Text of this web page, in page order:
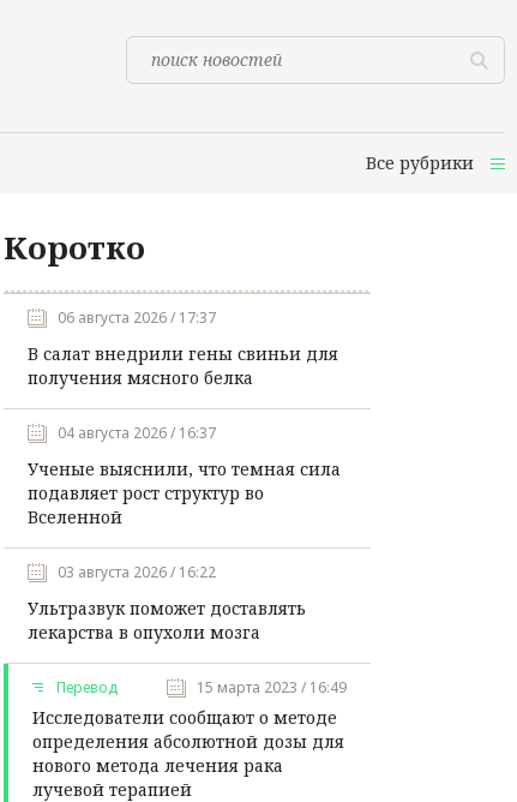
Все рубрики
Коротко
06 августа 2026 / 17:37
В салат внедрили гены свиньи для
получения мясного белка
04 августа 2026 / 16:37
Ученые выяснили, что темная сила
подавляет рост структур во
Вселенной
03 августа 2026 / 16:22
Ультразвук поможет доставлять
лекарства в опухоли мозга
Перевод 15 марта 2023 / 16:49
Исследователи сообщают о методе
определения абсолютной дозы для
нового метода лечения рака
лучевой терапией